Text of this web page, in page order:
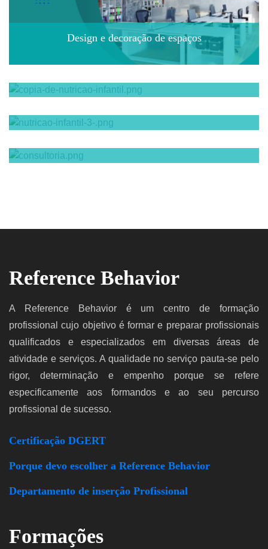
Design e decoração de espaços
Reference Behavior
A Reference Behavior é um centro de formação
profissional cujo objetivo é formar e preparar profissionais
qualificados e especializados em diversas áreas de
atividade e serviços. A qualidade no serviço pauta-se pelo
rigor, determinação e empenho porque se refere
especificamente aos formandos e ao seu percurso
profissional de sucesso.
Certificação DGERT
Porque devo escolher a Reference Behavior
Departamento de inserção Profissional
Formações